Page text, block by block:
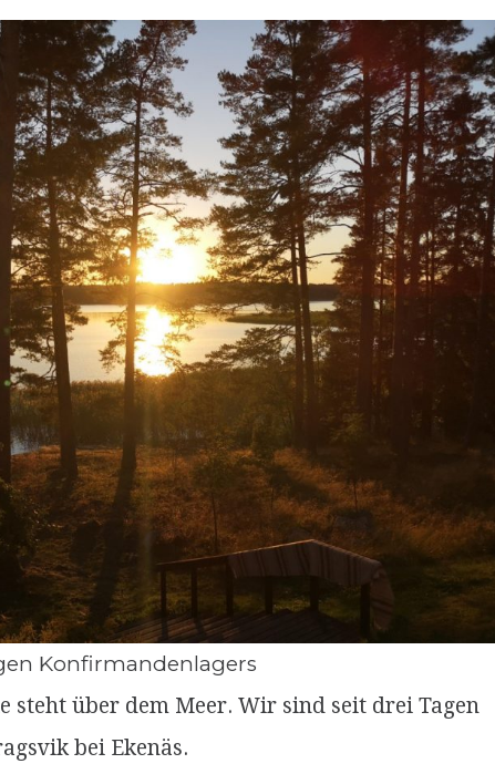
Konfirmandenlagers
steht über dem Meer. Wir sind seit drei Tagen
bei Ekenäs.